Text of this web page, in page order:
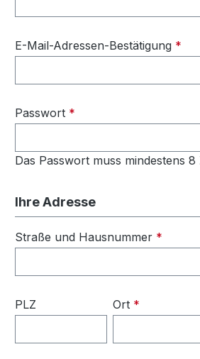
E-Mail-Adressen-Bestätigung *
Passwort *
Das Passwort muss mindestens 8
Ihre Adresse
Straße und Hausnummer *
PLZ Ort *